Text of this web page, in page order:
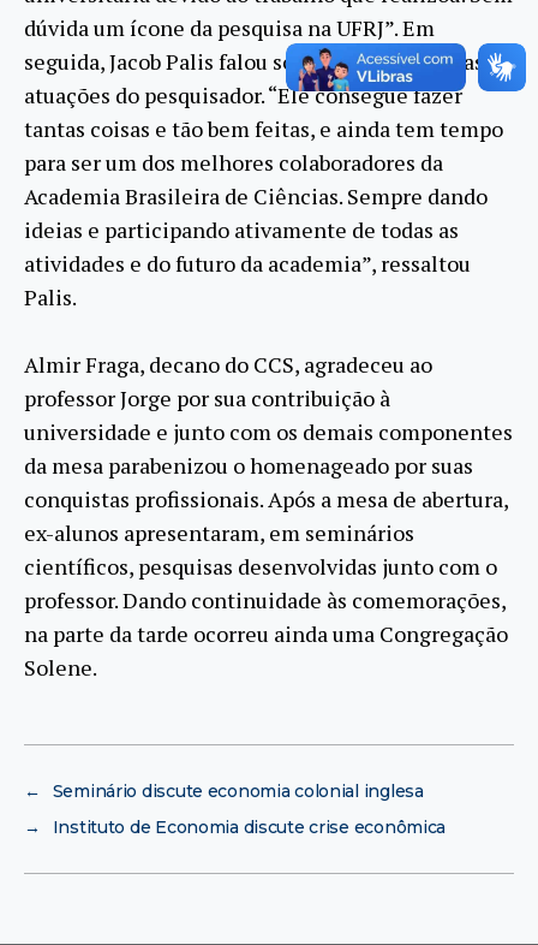
dúvida um ícone da pesquisa na UFRJ”. Em
seguida, Jacob Palis falou sobre a amplitude das
atuações do pesquisador. “Ele consegue fazer
tantas coisas e tão bem feitas, e ainda tem tempo
para ser um dos melhores colaboradores da
Academia Brasileira de Ciências. Sempre dando
ideias e participando ativamente de todas as
atividades e do futuro da academia”, ressaltou
Palis.
Almir Fraga, decano do CCS, agradeceu ao
professor Jorge por sua contribuição à
universidade e junto com os demais componentes
da mesa parabenizou o homenageado por suas
conquistas profissionais. Após a mesa de abertura,
ex-alunos apresentaram, em seminários
científicos, pesquisas desenvolvidas junto com o
professor. Dando continuidade às comemorações,
na parte da tarde ocorreu ainda uma Congregação
Solene.
←
Seminário discute economia colonial inglesa
→
Instituto de Economia discute crise econômica